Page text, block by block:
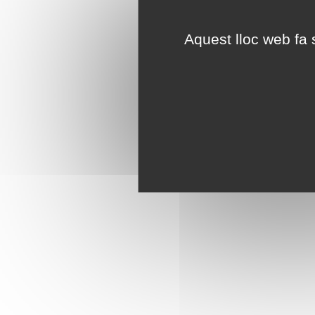
Aquest lloc web fa